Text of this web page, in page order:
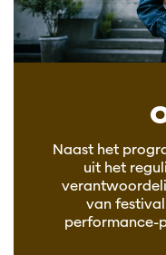
Naast het
uit het
van festival
performance-